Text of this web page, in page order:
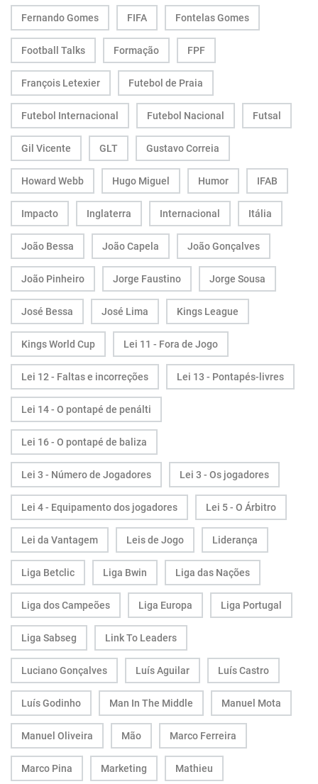
Fernando Gomes FIFA Fontelas Gomes
Football Talks Formação FPF
François Letexier Futebol de Praia
Futebol Internacional Futebol Nacional Futsal
Gil Vicente GLT Gustavo Correia
Howard Webb Hugo Miguel Humor IFAB
Impacto Inglaterra Internacional Itália
João Bessa João Capela João Gonçalves
João Pinheiro Jorge Faustino Jorge Sousa
José Bessa José Lima Kings League
Kings World Cup Lei 11 - Fora de Jogo
Lei 12 - Faltas e incorreções Lei 13 - Pontapés-livres
Lei 14 - O pontapé de penálti
Lei 16 - O pontapé de baliza
Lei 3 - Número de Jogadores Lei 3 - Os jogadores
Lei 4 - Equipamento dos jogadores Lei 5 - O Árbitro
Lei da Vantagem Leis de Jogo Liderança
Liga Betclic Liga Bwin Liga das Nações
Liga dos Campeões Liga Europa Liga Portugal
Liga Sabseg Link To Leaders
Luciano Gonçalves Luís Aguilar Luís Castro
Luís Godinho Man In The Middle Manuel Mota
Manuel Oliveira Mão Marco Ferreira
Marco Pina Marketing Mathieu